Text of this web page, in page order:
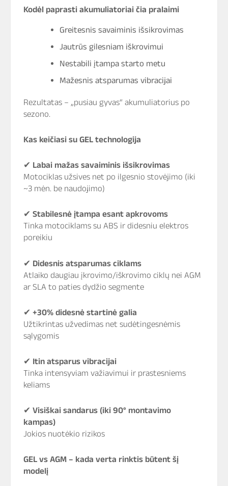
Kodėl paprasti akumuliatoriai čia pralaimi
Greitesnis savaiminis išsikrovimas
Jautrūs gilesniam iškrovimui
Nestabili įtampa starto metu
Mažesnis atsparumas vibracijai
Rezultatas – „pusiau gyvas“ akumuliatorius po
sezono.
Kas keičiasi su GEL technologija
✔ Labai mažas savaiminis išsikrovimas
Motociklas užsives net po ilgesnio stovėjimo (iki
~3 mėn. be naudojimo)
✔ Stabilesnė įtampa esant apkrovoms
Tinka motociklams su ABS ir didesniu elektros
poreikiu
✔ Didesnis atsparumas ciklams
Atlaiko daugiau įkrovimo/iškrovimo ciklų nei AGM
ar SLA to paties dydžio segmente
✔ +30% didesnė startinė galia
Užtikrintas užvedimas net sudėtingesnėmis
sąlygomis
✔ Itin atsparus vibracijai
Tinka intensyviam važiavimui ir prastesniems
keliams
✔ Visiškai sandarus (iki 90° montavimo
kampas)
Jokios nuotėkio rizikos
GEL vs AGM – kada verta rinktis būtent šį
modelį